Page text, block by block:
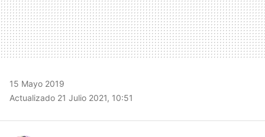
15 Mayo 2019
Actualizado 21 Julio 2021, 10:51